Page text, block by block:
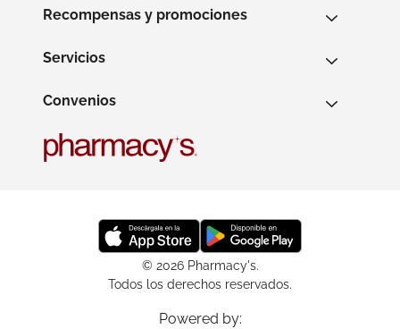
Recompensas y promociones
Servicios
Convenios
© 2026 Pharmacy's.
Todos los derechos reservados.
Powered by: